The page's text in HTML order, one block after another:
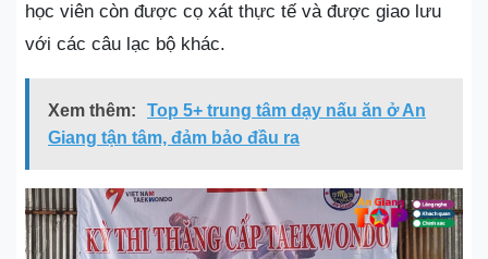
học viên còn được cọ xát thực tế và được giao lưu
với các câu lạc bộ khác.
Xem thêm:
Top 5+ trung tâm dạy nấu ăn ở An
Giang tận tâm, đảm bảo đầu ra